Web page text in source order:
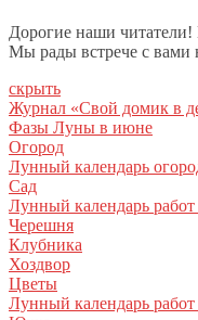
Дорогие наши читатели!
Мы рады встрече с вами
скрыть
Журнал «Свой домик в
Фазы Луны в июне
Огород
Лунный календарь
Сад
Лунный календарь работ
Черешня
Клубника
Хоздвор
Цветы
Лунный календарь